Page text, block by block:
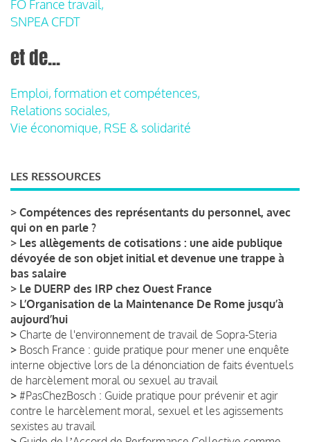
FO France travail,
SNPEA CFDT
et de...
Emploi, formation et compétences,
Relations sociales,
Vie économique, RSE & solidarité
LES RESSOURCES
> Compétences des représentants du personnel, avec
qui on en parle ?
> Les allègements de cotisations : une aide publique
dévoyée de son objet initial et devenue une trappe à
bas salaire
> Le DUERP des IRP chez Ouest France
> L’Organisation de la Maintenance De Rome jusqu’à
aujourd’hui
> Charte de l'environnement de travail de Sopra-Steria
> Bosch France : guide pratique pour mener une enquête
interne objective lors de la dénonciation de faits éventuels
de harcèlement moral ou sexuel au travail
> #PasChezBosch : Guide pratique pour prévenir et agir
contre le harcèlement moral, sexuel et les agissements
sexistes au travail